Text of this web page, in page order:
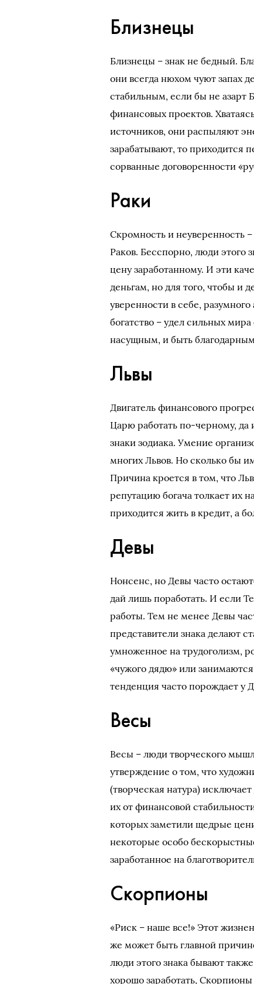
Близнецы
Близнецы – знак не бедный.
они всегда нюхом чуют запах
стабильным, если бы не азарт
финансовых проектов.
источников, они распыляют
зарабатывают, то приходится
сорванные договоренности
Раки
Скромность и неуверенность
Раков. Бесспорно, люди этого
цену заработанному. И эти
деньгам, но для того, чтобы и
уверенности в себе,
богатство – удел сильных
насущным, и быть
Львы
Двигатель финансового
Царю работать по-черному, да
знаки зодиака. Умение
многих Львов. Но сколько бы
Причина кроется в том, что
репутацию богача толкает их
приходится жить в кредит, а
Девы
Нонсенс, но Девы часто
дай лишь поработать. И если
работы. Тем не менее Девы
представители знака делают
умноженное на трудоголизм,
«чужого дядю» или
тенденция часто порождает у
Весы
Весы – люди творческого
утверждение о том, что
(творческая натура)
их от финансовой
которых заметили щедрые
некоторые особо
заработанное на
Скорпионы
«Риск – наше все!» Этот
же может быть главной
люди этого знака бывают
хорошо заработать,